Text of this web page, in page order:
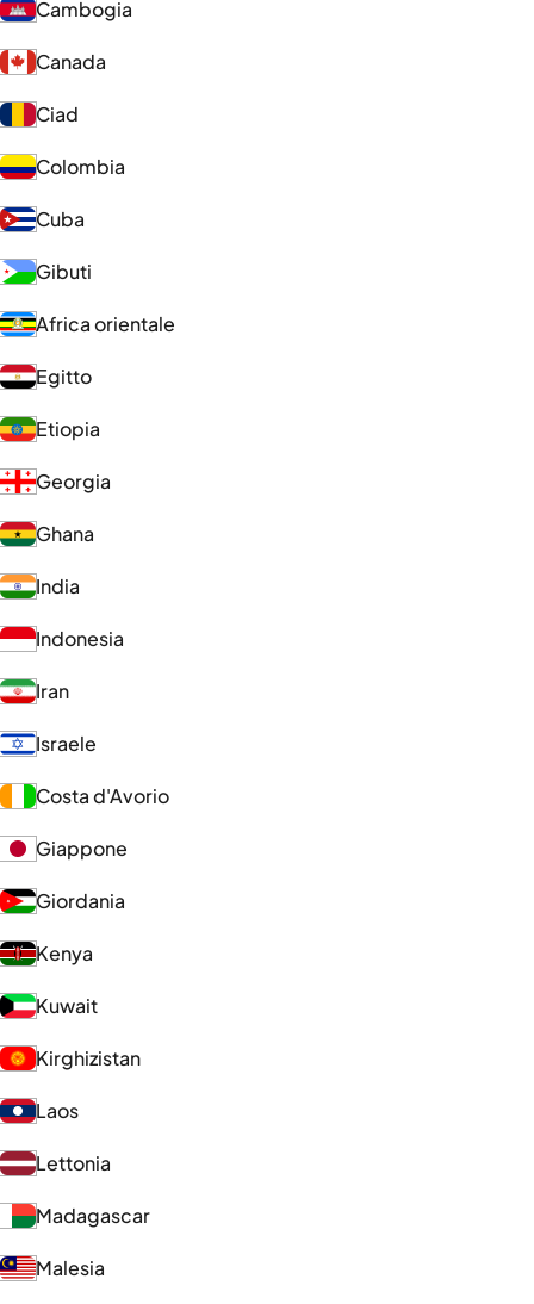
Cambogia
Canada
Ciad
Colombia
Cuba
Gibuti
Africa orientale
Egitto
Etiopia
Georgia
Ghana
India
Indonesia
Iran
Israele
Costa d'Avorio
Giappone
Giordania
Kenya
Kuwait
Kirghizistan
Laos
Lettonia
Madagascar
Malesia